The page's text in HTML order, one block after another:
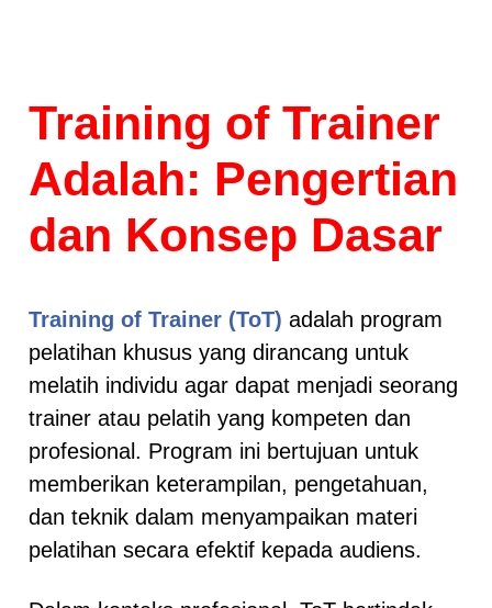
Training of Trainer
Adalah: Pengertian
dan Konsep Dasar
Training of Trainer (ToT) adalah program
pelatihan khusus yang dirancang untuk
melatih individu agar dapat menjadi seorang
trainer atau pelatih yang kompeten dan
profesional. Program ini bertujuan untuk
memberikan keterampilan, pengetahuan,
dan teknik dalam menyampaikan materi
pelatihan secara efektif kepada audiens.